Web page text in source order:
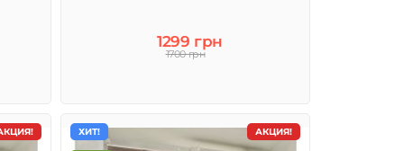
1299 грн
1700 грн
АКЦИЯ!
ХИТ!